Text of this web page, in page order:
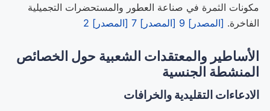
مكونات الثمرة في صناعة العطور والمستحضرات التجميلية
الفاخرة. [المصدر] 9 [المصدر] 7 [المصدر] 2
الأساطير والمعتقدات الشعبية حول الخصائص
المنشطة الجنسية
الادعاءات التقليدية والخرافات